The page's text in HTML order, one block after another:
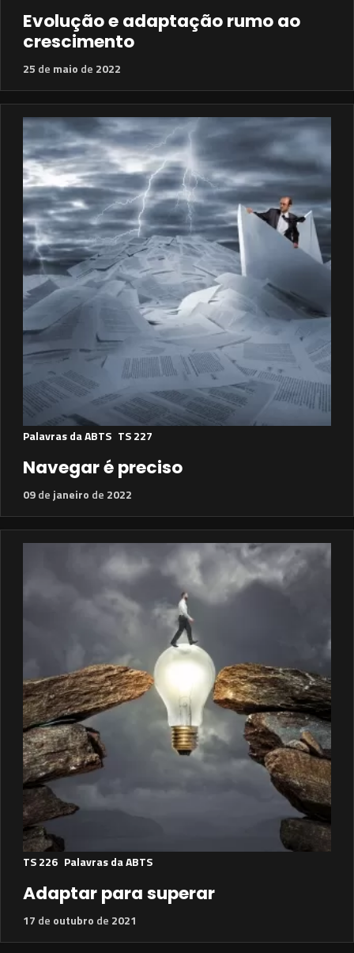
Evolução e adaptação rumo ao
crescimento
25 de maio de 2022
Palavras da ABTS TS 227
Navegar é preciso
09de janeiro de 2022
TS 226 Palavras da ABTS
Adaptar para superar
17 de outubro de 2021